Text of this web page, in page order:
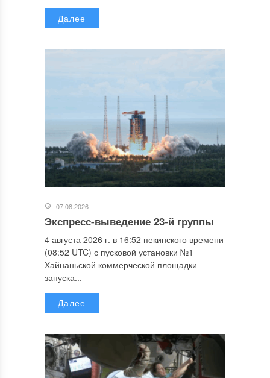
Далее
07.08.2026
Экспресс-выведение 23-й группы
4 августа 2026 г. в 16:52 пекинского времени
(08:52 UTC) с пусковой установки №1
Хайнаньской коммерческой площадки
запуска...
Далее